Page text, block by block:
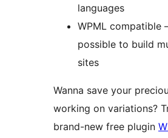
languages
WPML compatible
possible to build
sites
Wanna save your
working on variations?
brand-new free plugin